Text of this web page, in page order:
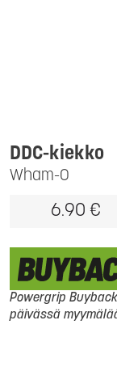
Wham-O
DDC-kiekko
6.90 €
Powergrip
päivässä